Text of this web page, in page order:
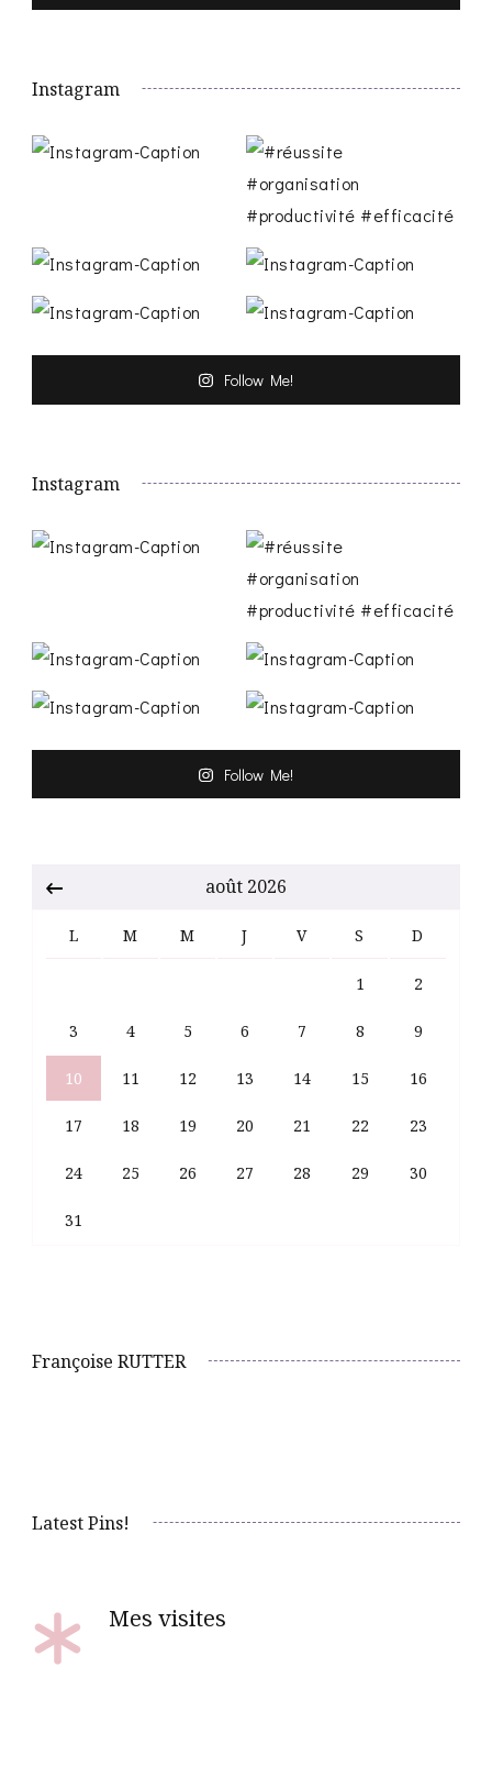
Instagram
Follow Me!
Instagram
Follow Me!
août 2026
L M M J V S D
1 2
3 4 5 6 7 8 9
10 11 12 13 14 15 16
17 18 19 20 21 22 23
24 25 26 27 28 29 30
31
Françoise RUTTER
Latest Pins!
Mes visites